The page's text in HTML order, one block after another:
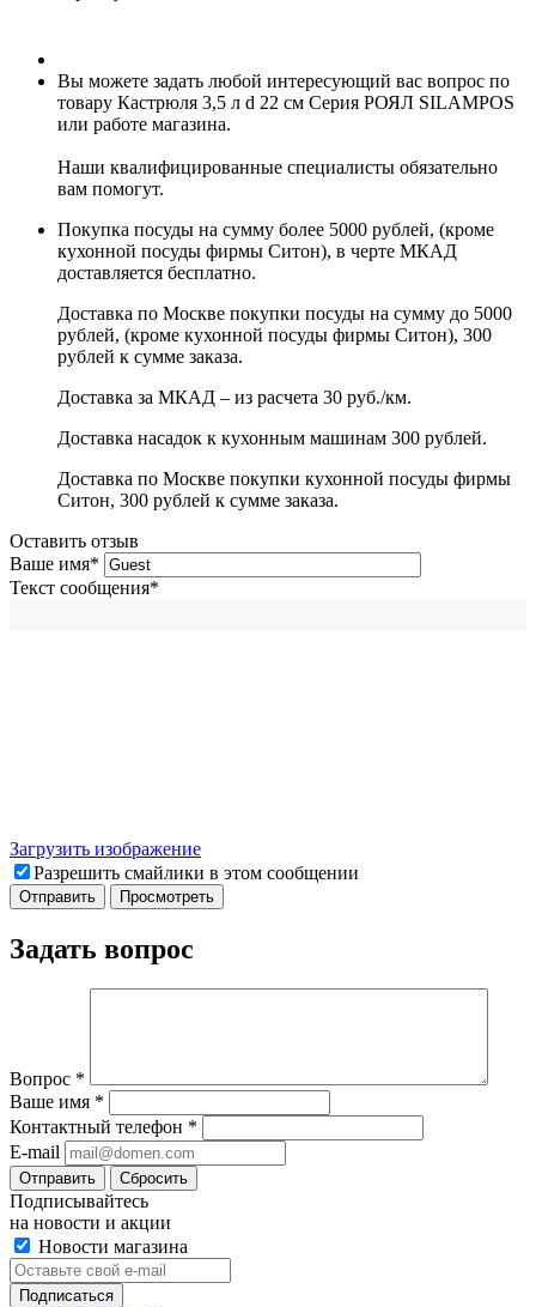
Вы можете задать любой интересующий вас вопрос по
товару Кастрюля 3,5 л d 22 см Серия РОЯЛ SILAMPOS
или работе магазина.
Наши квалифицированные специалисты обязательно
вам помогут.
Покупка посуды на сумму более 5000 рублей, (кроме
кухонной посуды фирмы Ситон), в черте МКАД
доставляется бесплатно.
Доставка по Москве покупки посуды на сумму до 5000
рублей, (кроме кухонной посуды фирмы Ситон), 300
рублей к сумме заказа.
Доставка за МКАД – из расчета 30 руб./км.
Доставка насадок к кухонным машинам 300 рублей.
Доставка по Москве покупки кухонной посуды фирмы
Ситон, 300 рублей к сумме заказа.
Оставить отзыв
Ваше имя*
Текст сообщения*
Загрузить изображение
Разрешить смайлики в этом сообщении
Задать вопрос
Вопрос *
Ваше имя *
Контактный телефон *
E-mail
Отправить Сбросить
Подписывайтесь
на новости и акции
Новости магазина